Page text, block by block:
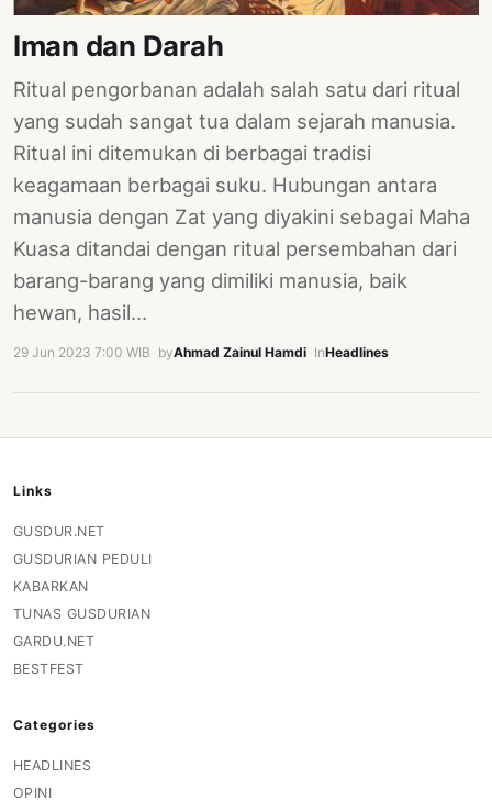
Iman dan Darah
Ritual pengorbanan adalah salah satu dari ritual
yang sudah sangat tua dalam sejarah manusia.
Ritual ini ditemukan di berbagai tradisi
keagamaan berbagai suku. Hubungan antara
manusia dengan Zat yang diyakini sebagai Maha
Kuasa ditandai dengan ritual persembahan dari
barang-barang yang dimiliki manusia, baik
hewan, hasil…
29 Jun 2023 7:00 WIB byAhmad Zainul Hamdi InHeadlines
Links
GUSDUR.NET
GUSDURIAN PEDULI
KABARKAN
TUNAS GUSDURIAN
GARDU.NET
BESTFEST
Categories
HEADLINES
OPINI